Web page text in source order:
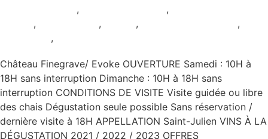
, ,
, , , ,
,
Château Finegrave/ Evoke OUVERTURE Samedi : 10H à
18H sans interruption Dimanche : 10H à 18H sans
interruption CONDITIONS DE VISITE Visite guidée ou libre
des chais Dégustation seule possible Sans réservation /
dernière visite à 18H APPELLATION Saint-Julien VINS À LA
DÉGUSTATION 2021 / 2022 / 2023 OFFRES